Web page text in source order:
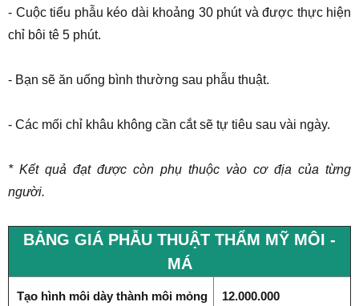
- Cuộc tiểu phẫu kéo dài khoảng 30 phút và được thực hiện
chỉ bôi tê 5 phút.
- Bạn sẽ ăn uống bình thường sau phẫu thuật.
- Các mối chỉ khâu không cần cắt sẽ tự tiêu sau vài ngày.
* Kết quả đạt được còn phụ thuộc vào cơ địa của từng
người.
BẢNG GIÁ PHẪU THUẬT THẨM MỸ MÔI -
MÁ
Tạo hình môi dày thành môi mỏng 12.000.000